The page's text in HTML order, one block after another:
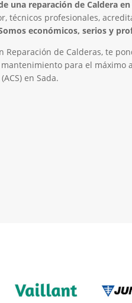
una reparación de Caldera
técnicos profesionales,
económicos, serios y
Reparación de Calderas, te
para el máximo
en Sada.